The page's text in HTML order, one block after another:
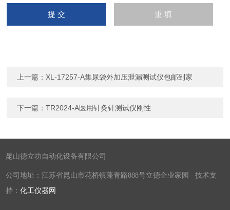
上一篇： XL-17257-A集尿袋外加压泄漏测试仪包邮到家
下一篇：TR2024-A医用针灸针测试仪刚性
昆山德立功自动化设备有限公司
公司地址：江苏省昆山市花桥镇蓬青路888号立德企业家园 技术支
持：化工仪器网